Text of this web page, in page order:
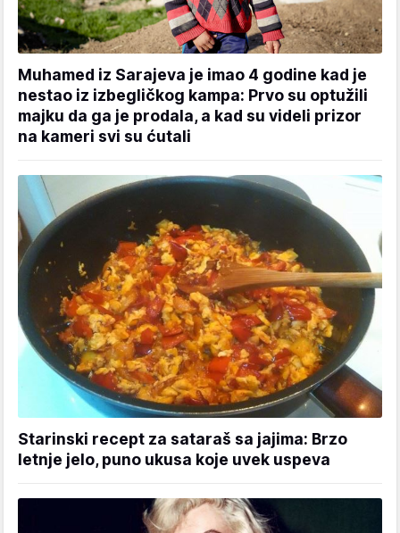
Muhamed iz Sarajeva je imao 4 godine kad je
nestao iz izbegličkog kampa: Prvo su optužili
majku da ga je prodala, a kad su videli prizor
na kameri svi su ćutali
Starinski recept za sataraš sa jajima: Brzo
letnje jelo, puno ukusa koje uvek uspeva